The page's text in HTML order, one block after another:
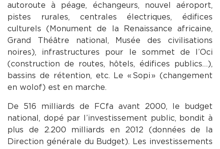
autoroute à péage, échangeurs, nouvel aéroport,
pistes rurales, centrales électriques, édifices
culturels (Monument de la Renaissance africaine,
Grand Théâtre national, Musée des civilisations
noires), infrastructures pour le sommet de l’Oci
(construction de routes, hôtels, édifices publics…),
bassins de rétention, etc. Le « Sopi » (changement
en wolof) est en marche.
De 516 milliards de FCfa avant 2000, le budget
national, dopé par l’investissement public, bondit à
plus de 2.200 milliards en 2012 (données de la
Direction générale du Budget). Les investissements